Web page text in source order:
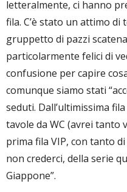
letteralmente, ci hanno
fila. C’è stato un attimo
gruppetto di pazzi
particolarmente felici di
confusione per capire
comunque siamo stati
seduti. Dall’ultimissima
tavole da WC (avrei tanto
prima fila VIP, con tanto
non crederci, della serie
Giappone”.